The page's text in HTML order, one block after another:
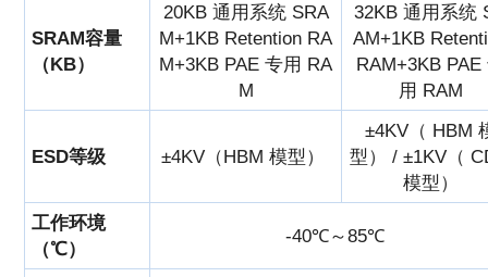
SRAM容量
（KB）
20KB 通用系统 SRA
M+1KB Retention RA
M+3KB PAE 专用 RA
M
32KB 通用系统
AM+1KB
RAM+3KB PAE
用 RAM
ESD等级 ±4KV（HBM 模型）
±4KV（ HBM
型） / ±1KV（
模型）
工作环境
（℃）
-40℃～85℃